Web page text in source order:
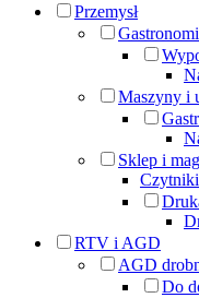
Przemysł
Maszyny i
Sklep i
RTV i AGD
AGD
Do